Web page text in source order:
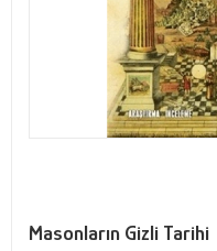
Masonların Gizli Tarihi